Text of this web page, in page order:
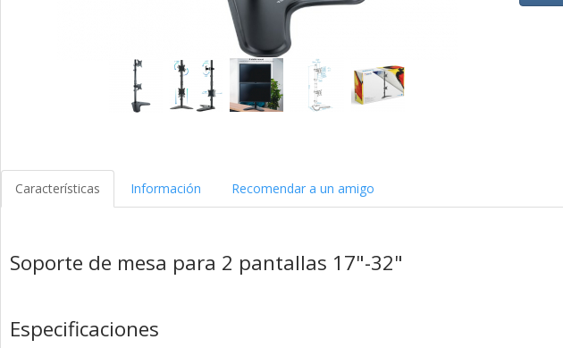
Características Información Recomendar a un amigo
Soporte de mesa para 2 pantallas 17"-32"
Especificaciones